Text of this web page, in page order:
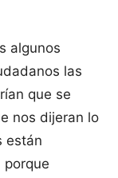
algunos
las
que se
nos dijeran lo
están
porque